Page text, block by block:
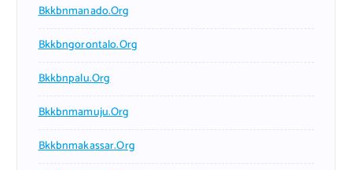
Bkkbnmanado.org
Bkkbngorontalo.org
Bkkbnpalu.org
Bkkbnmamuju.org
Bkkbnmakassar.org